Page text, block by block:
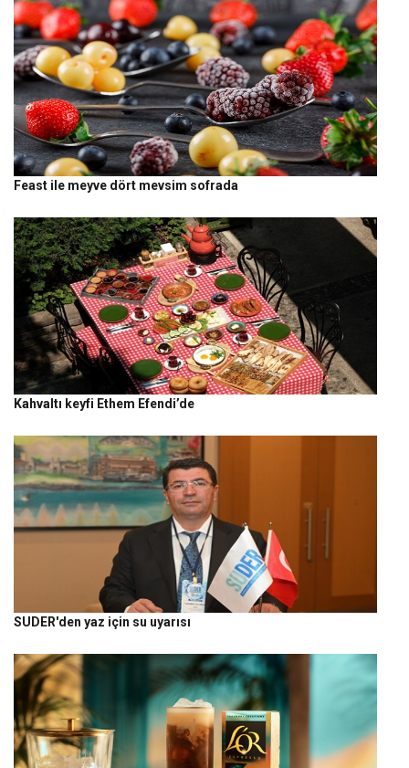
Feast ile meyve dört mevsim sofrada
Kahvaltı keyfi Ethem Efendi’de
SUDER'den yaz için su uyarısı